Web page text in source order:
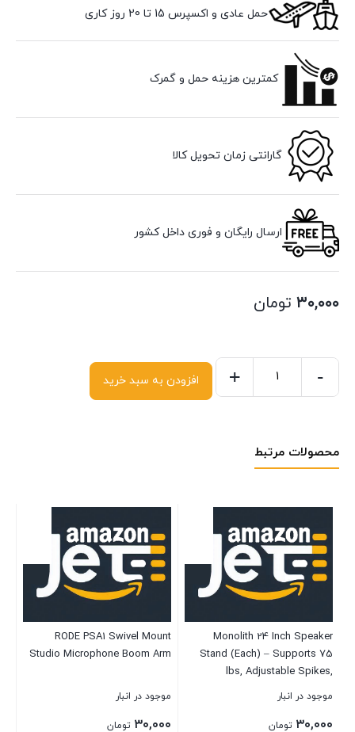
حمل عادی و اکسپرس 15 تا 20 روز کاری
کمترین هزینه حمل و گمرک
گارانتی زمان تحویل کالا
ارسال رایگان و فوری داخل کشور
۳۰,۰۰۰ تومان
-
+ افزودن به سبد خرید
محصولات مرتبط
Monolith 24 Inch Speaker
Stand (Each) – Supports 75
lbs, Adjustable Spikes,
others, Black
موجود در انبار
۳۰,۰۰۰ تومان
RODE PSA1 Swivel Mount
Studio Microphone Boom Arm
موجود در انبار
۳۰,۰۰۰ تومان